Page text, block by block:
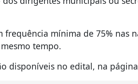
mínima de 75% nas
tempo.
disponíveis no edital, na página